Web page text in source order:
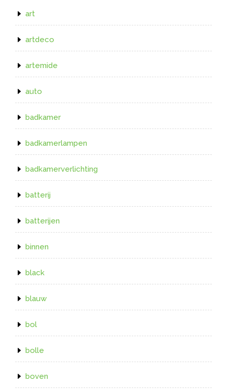
art
artdeco
artemide
auto
badkamer
badkamerlampen
badkamerverlichting
batterij
batterijen
binnen
black
blauw
bol
bolle
boven